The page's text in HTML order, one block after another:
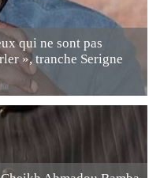
qui ne sont pas
», tranche Serigne